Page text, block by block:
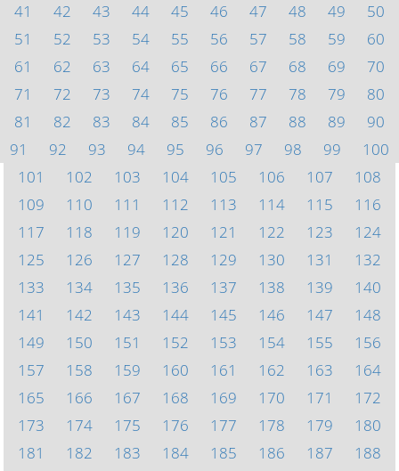
41
42 43 44 45 46 47 48 49
50
51
52 53 54 55 56 57 58 59
60
61
62 63 64 65 66 67 68 69
70
71
72 73 74 75 76 77 78 79
80
81
82 83 84 85 86 87 88 89
90
91
92 93 94 95 96 97 98 99
100
101
102 103 104 105 106 107
108
109
110 111 112 113 114 115
116
117
118 119 120 121 122 123
124
125
126 127 128 129 130 131
132
133
134 135 136 137 138 139
140
141
142 143 144 145 146 147
148
149
150 151 152 153 154 155
156
157
158 159 160 161 162 163
164
165
166 167 168 169 170 171
172
173
174 175 176 177 178 179
180
181
182 183 184 185 186 187
188